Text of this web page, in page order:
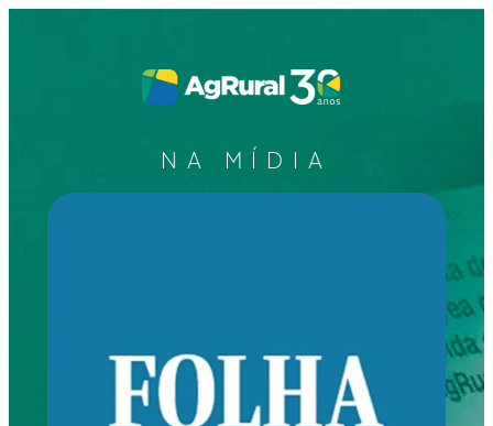
NA MÍDIA